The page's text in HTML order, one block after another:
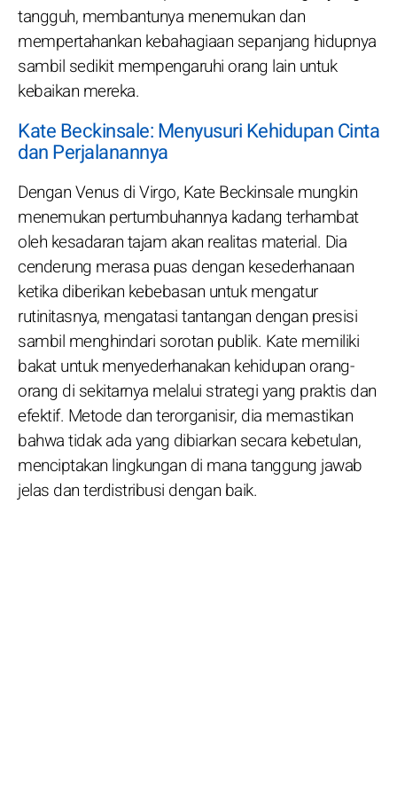
tangguh, membantunya menemukan dan
mempertahankan kebahagiaan sepanjang hidupnya
sambil sedikit mempengaruhi orang lain untuk
kebaikan mereka.
Kate Beckinsale: Menyusuri Kehidupan Cinta
dan Perjalanannya
Dengan Venus di Virgo, Kate Beckinsale mungkin
menemukan pertumbuhannya kadang terhambat
oleh kesadaran tajam akan realitas material. Dia
cenderung merasa puas dengan kesederhanaan
ketika diberikan kebebasan untuk mengatur
rutinitasnya, mengatasi tantangan dengan presisi
sambil menghindari sorotan publik. Kate memiliki
bakat untuk menyederhanakan kehidupan orang-
orang di sekitarnya melalui strategi yang praktis dan
efektif. Metode dan terorganisir, dia memastikan
bahwa tidak ada yang dibiarkan secara kebetulan,
menciptakan lingkungan di mana tanggung jawab
jelas dan terdistribusi dengan baik.